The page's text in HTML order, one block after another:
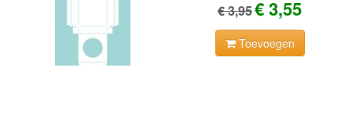
€ 3,95€ 3,55
Toevoegen